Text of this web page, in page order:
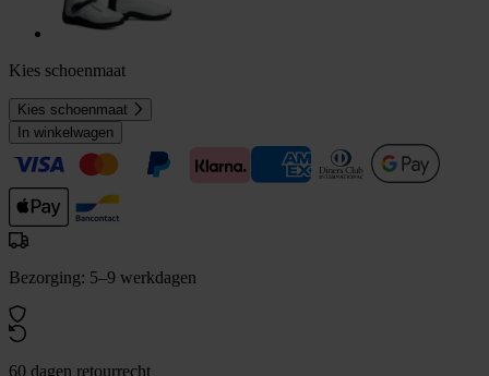
Kies schoenmaat
Kies schoenmaat
In winkelwagen
Bezorging: 5–9 werkdagen
60 dagen retourrecht